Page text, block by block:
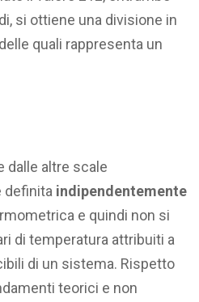
si ottiene una divisione in
quali rappresenta un
dalle altre scale
definita indipendentemente
e quindi non si
di temperatura attribuiti a
di un sistema. Rispetto
teorici e non